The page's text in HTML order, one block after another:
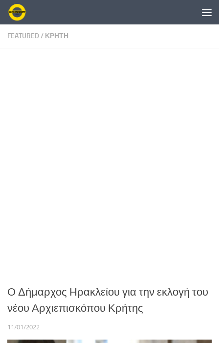
Skip to content
FEATURED / ΚΡΗΤΗ
Ο Δήμαρχος Ηρακλείου για την εκλογή του
νέου Αρχιεπισκόπου Κρήτης
11/01/2022